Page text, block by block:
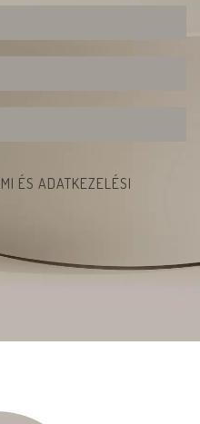
ÉS ADATKEZELÉSI